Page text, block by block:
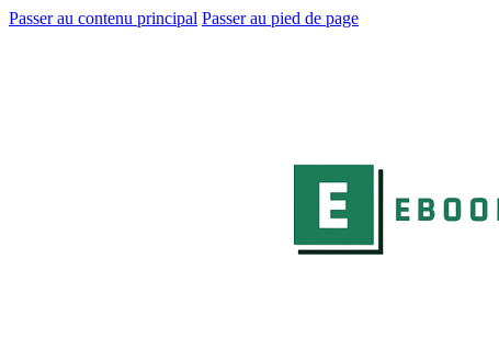
Passer au contenu principal Passer au pied de page